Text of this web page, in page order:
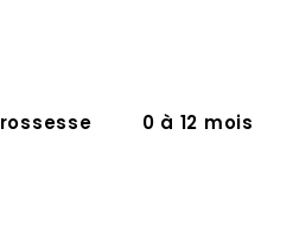
0 à 12 mois